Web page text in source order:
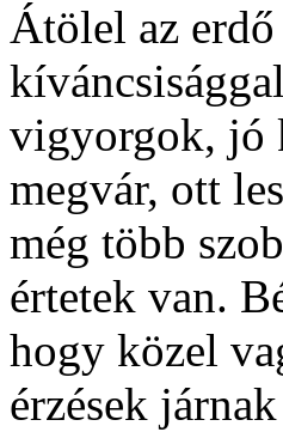
Átölel az erdő
vigyorgok, jó
megvár, ott
még több
értetek van.
hogy közel
érzések